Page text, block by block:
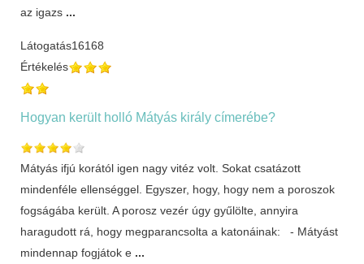
az igazs ...
Látogatás16168
Értékelés
Hogyan került holló Mátyás király címerébe?
Mátyás ifjú korától igen nagy vitéz volt. Sokat csatázott
mindenféle ellenséggel. Egyszer, hogy, hogy nem a poroszok
fogságába került. A porosz vezér úgy gyűlölte, annyira
haragudott rá, hogy megparancsolta a katonáinak: - Mátyást
mindennap fogjátok e ...